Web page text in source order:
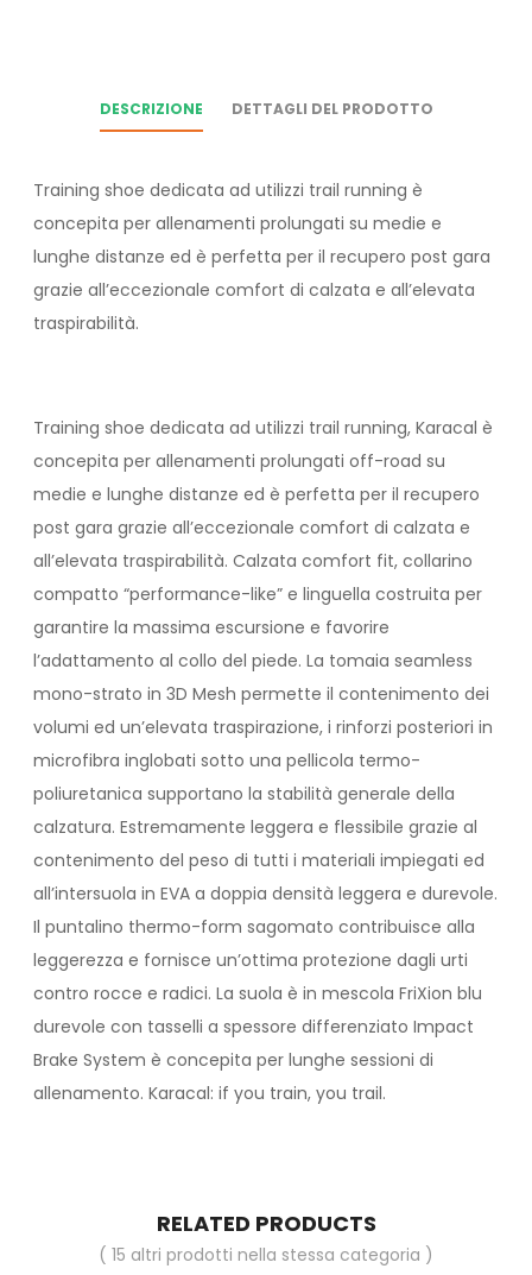
DESCRIZIONE DETTAGLI DEL PRODOTTO
Training shoe dedicata ad utilizzi trail running è
concepita per allenamenti prolungati su medie e
lunghe distanze ed è perfetta per il recupero post gara
grazie all’eccezionale comfort di calzata e all’elevata
traspirabilità.
Training shoe dedicata ad utilizzi trail running, Karacal è
concepita per allenamenti prolungati off-road su
medie e lunghe distanze ed è perfetta per il recupero
post gara grazie all’eccezionale comfort di calzata e
all’elevata traspirabilità. Calzata comfort fit, collarino
compatto “performance-like” e linguella costruita per
garantire la massima escursione e favorire
l’adattamento al collo del piede. La tomaia seamless
mono-strato in 3D Mesh permette il contenimento dei
volumi ed un’elevata traspirazione, i rinforzi posteriori in
microfibra inglobati sotto una pellicola termo-
poliuretanica supportano la stabilità generale della
calzatura. Estremamente leggera e flessibile grazie al
contenimento del peso di tutti i materiali impiegati ed
all’intersuola in EVA a doppia densità leggera e durevole.
Il puntalino thermo-form sagomato contribuisce alla
leggerezza e fornisce un’ottima protezione dagli urti
contro rocce e radici. La suola è in mescola FriXion blu
durevole con tasselli a spessore differenziato Impact
Brake System è concepita per lunghe sessioni di
allenamento. Karacal: if you train, you trail.
RELATED PRODUCTS
( 15 altri prodotti nella stessa categoria )